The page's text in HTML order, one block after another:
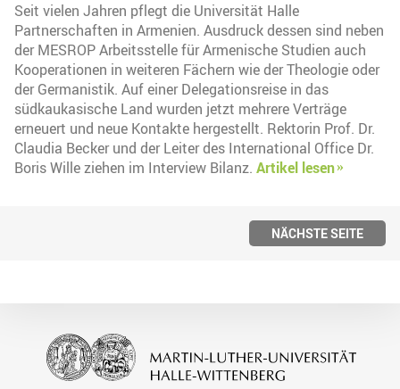
Seit vielen Jahren pflegt die Universität Halle
Partnerschaften in Armenien. Ausdruck dessen sind neben
der MESROP Arbeitsstelle für Armenische Studien auch
Kooperationen in weiteren Fächern wie der Theologie oder
der Germanistik. Auf einer Delegationsreise in das
südkaukasische Land wurden jetzt mehrere Verträge
erneuert und neue Kontakte hergestellt. Rektorin Prof. Dr.
Claudia Becker und der Leiter des International Office Dr.
Boris Wille ziehen im Interview Bilanz. Artikel lesen
NÄCHSTE SEITE